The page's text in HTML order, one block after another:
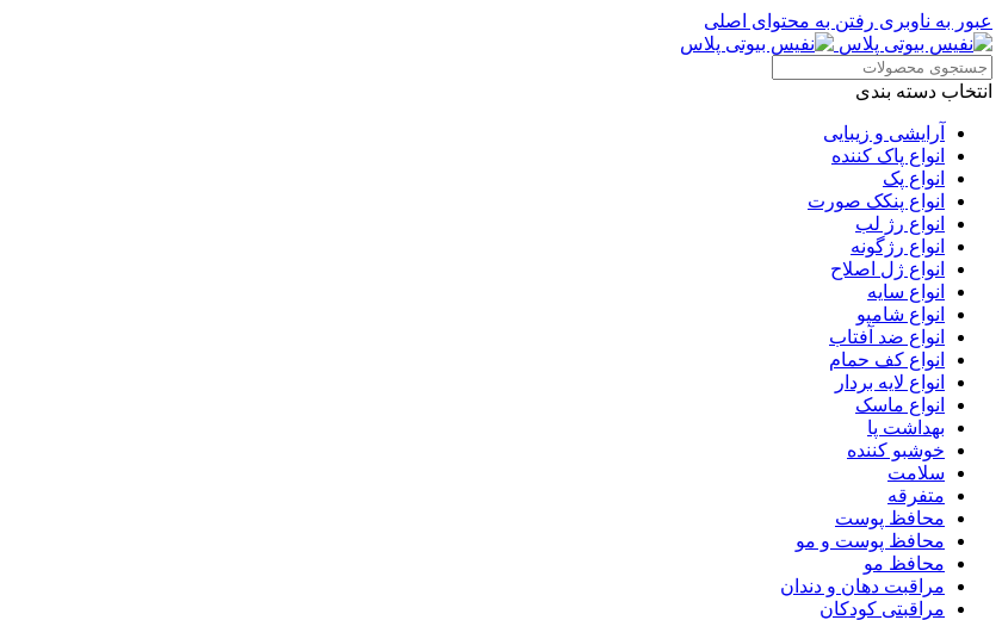
عبور به ناوبری رفتن به محتوای اصلی
انتخاب دسته بندی
آرایشی و زیبایی
انواع پاک کننده
انواع پک
انواع پنکک صورت
انواع رژ لب
انواع رژگونه
انواع ژل اصلاح
انواع سایه
انواع شامپو
انواع ضد آفتاب
انواع کف حمام
انواع لایه بردار
انواع ماسک
بهداشت پا
خوشبو کننده
سلامت
متفرقه
محافظ پوست
محافظ پوست و مو
محافظ مو
مراقبت دهان و دندان
مراقبتی کودکان